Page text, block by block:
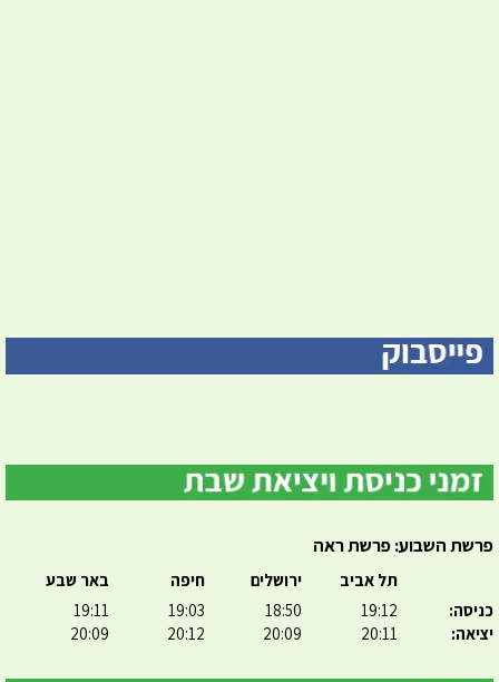
פרשת השבוע: פרשת ראה
כניסה:
יציאה:
תל אביב
19:12
20:11
ירושלים
18:50
20:09
חיפה
19:03
20:12
באר שבע
19:11
20:09